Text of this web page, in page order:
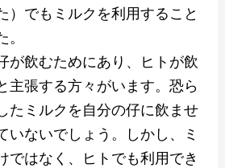
）でもミルクを利用すること
が飲むためにあり、ヒトが飲
主張する方々がいます。恐ら
たミルクを自分の仔に飲ませ
いないでしょう。しかし、ミ
ではなく、ヒトでも利用でき